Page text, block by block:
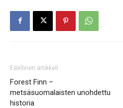
Edellinen artikkeli
Forest Finn –
metsäsuomalaisten unohdettu
historia